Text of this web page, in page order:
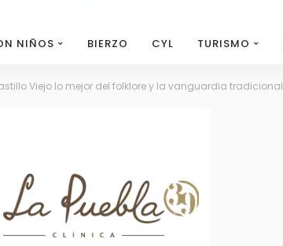
NIÑOS BIERZO CYL TURISMO
Viejo lo mejor del folklore y la vanguardia tradicional